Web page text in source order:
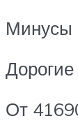
Минусы
Дорогие
От